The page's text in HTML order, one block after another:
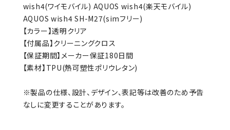
wish4(ワイモバイル) AQUOS wish4(楽天モバイル)
AQUOS wish4 SH-M27(simフリー)
【カラー】透明クリア
【付属品】クリーニングクロス
【保証期間】メーカー保証180日間
【素材】TPU(熱可塑性ポリウレタン)
※製品の仕様、設計、デザイン、表記等は改善のため予告
なしに変更することがあります。